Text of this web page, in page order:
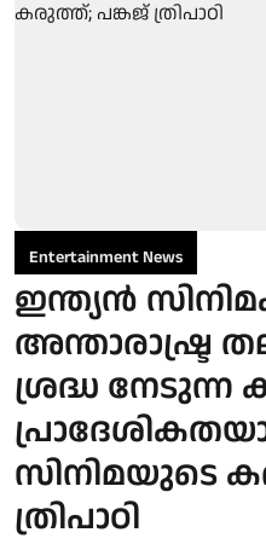
Entertainment News
ഇന്ത്യൻ
അന്താരാഷ്ട്ര
ശ്രദ്ധ നേടുന്ന
സിനിമയുടെ
ത്രിപാഠി